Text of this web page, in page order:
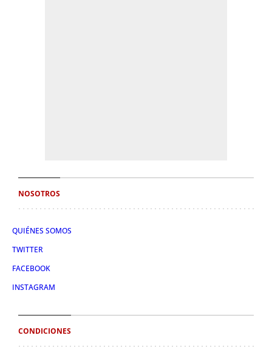
NOSOTROS
QUIÉNES SOMOS
TWITTER
FACEBOOK
INSTAGRAM
CONDICIONES